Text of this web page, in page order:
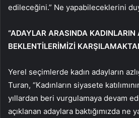
edileceğini.” Ne yapabileceklerini
“ADAYLAR ARASINDA KADINLARIN
BEKLENTİLERİMİZİ
Yerel seçimlerde kadın adayların
Turan, “Kadınların siyasete
yıllardan beri vurgulamaya devam
açıklanan adaylara baktığımızda ne